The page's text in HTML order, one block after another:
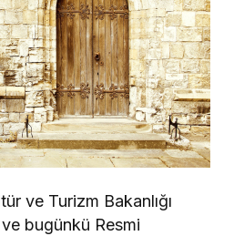
ve Turizm Bakanlığı
bugünkü Resmi